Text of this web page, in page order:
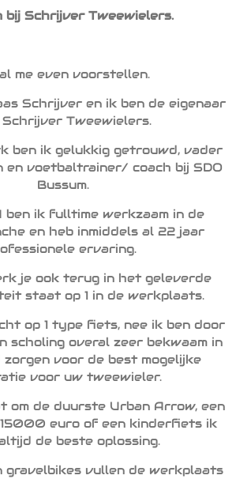
bij Schrijver Tweewielers.
me even voorstellen.
Schrijver en ik ben de eigenaar
Schrijver Tweewielers.
ben ik gelukkig getrouwd, vader
en voetbaltrainer/ coach bij SDO
Bussum.
ik fulltime werkzaam in de
en heb inmiddels al 22 jaar
ervaring.
je ook terug in het geleverde
staat op 1 in de werkplaats.
op 1 type fiets, nee ik ben door
scholing overal zeer bekwaam in
voor de best mogelijke
voor uw tweewieler.
om de duurste Urban Arrow, een
euro of een kinderfiets ik
de beste oplossing.
gravelbikes vullen de werkplaats